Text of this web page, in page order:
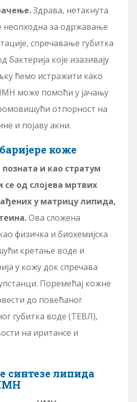
Здрава, нетакнута
неопходна за одржавање
спречавање губитка
бактерија које изазивају
ћемо истражити како
може помоћи у јачању
отпорност на
и појаву акни.
коже
и као стратум
се од слојева мртвих
у матрицу липида,
Ова сложена
физичка и биохемијска
кретање воде и
у кожу док спречава
Поремећај кожне
до повећаног
губитка воде (ТЕВЛ),
на иритансе и
синтезе липида